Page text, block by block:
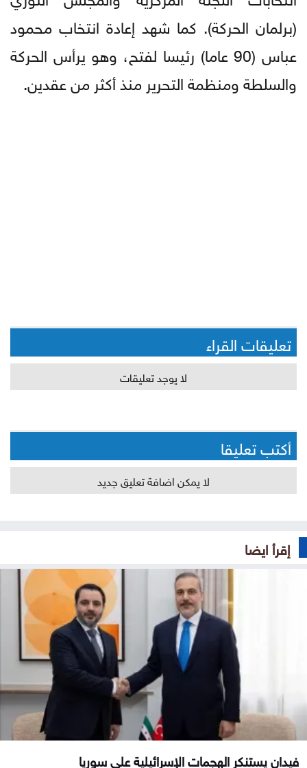
(برلمان الحركة). كما شهد إعادة انتخاب محمود
عباس (90 عاما) رئيسا لفتح، وهو يرأس الحركة
والسلطة ومنظمة التحرير منذ أكثر من عقدين.
تعليقات القراء
لا يوجد تعليقات
أكتب تعليقا
لا يمكن اضافة تعليق جديد
إقرأ ايضا
فيدان يستنكر الهجمات الإسرائيلية على سوريا